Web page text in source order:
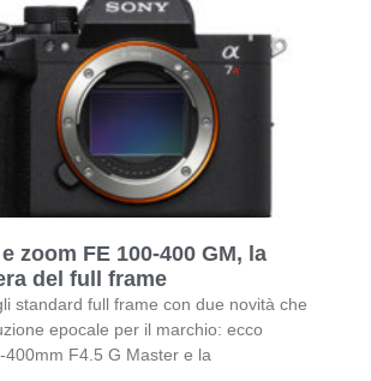
zoom FE 100-400 GM, la
del full frame
standard full frame con due novità che
epocale per il marchio: ecco
400mm F4.5 G Master e la